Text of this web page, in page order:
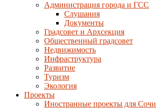
Администрация города и ГСС
Слушания
Документы
Градсовет и Архсекция
Общественный градсовет
Недвижимость
Инфраструктура
Развитие
Туризм
Экология
Проекты
Иностранные проекты для Сочи